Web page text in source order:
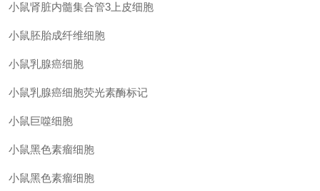
小鼠肾脏内髓集合管3上皮细胞
小鼠胚胎成纤维细胞
小鼠乳腺癌细胞
小鼠乳腺癌细胞荧光素酶标记
小鼠巨噬细胞
小鼠黑色素瘤细胞
小鼠黑色素瘤细胞